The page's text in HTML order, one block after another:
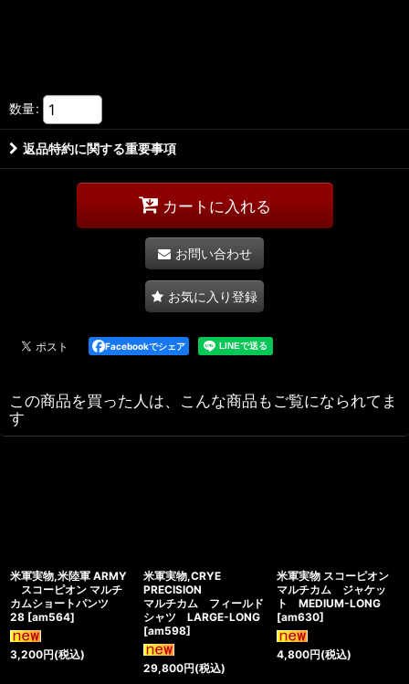
数量:
返品特約に関する重要事項
カートに入れる
お問い合わせ
お気に入り登録
Facebookでシェア
この商品を買った人は、こんな商品もご覧になられてま
す
米軍実物,米陸軍 ARMY
スコーピオン マルチ
カムショートパンツ
28 [am564]
3,200円(税込)
米軍実物,CRYE
PRECISION
マルチカム フィールド
シャツ LARGE-LONG
[am598]
29,800円(税込)
米軍実物 スコーピオン
マルチカム ジャケッ
ト MEDIUM-LONG
[am630]
4,800円(税込)